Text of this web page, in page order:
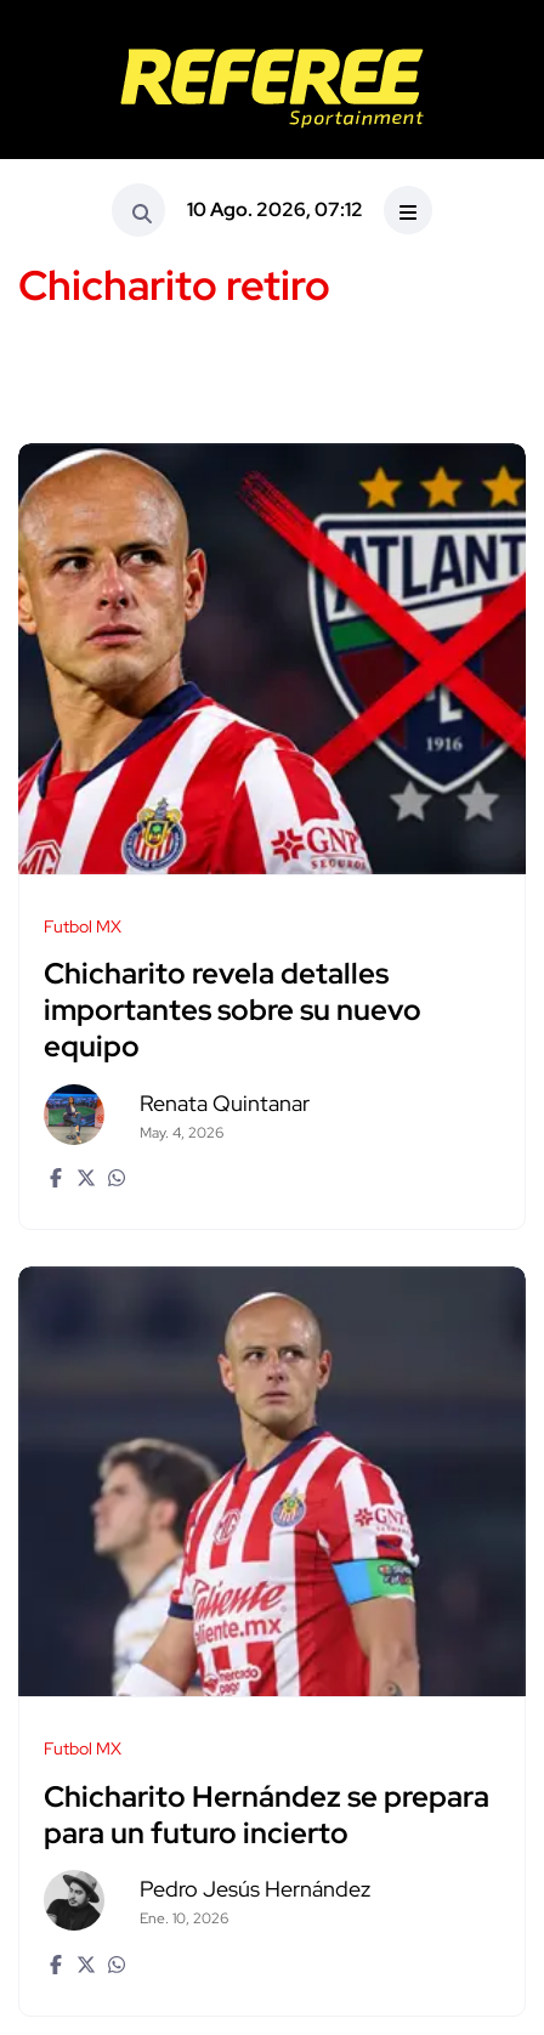
10 Ago. 2026, 07:12
Chicharito retiro
Futbol MX
Chicharito revela detalles
importantes sobre su nuevo
equipo
Renata Quintanar
May. 4, 2026
Futbol MX
Chicharito Hernández se prepara
para un futuro incierto
Pedro Jesús Hernández
Ene. 10, 2026